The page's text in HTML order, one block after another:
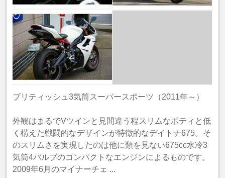
ブリティッシュ3気筒スーパースポーツ（2011年～）
外観はまるでVツインと見間違う程スリムなボティと低
く構えた戦闘的なデザインが特徴的なデイトナ675。そ
のスリムさを実現したのは他に類を見ない675cc水冷3
気筒4バルブのコンパクトなエンジンによるものです。
2009年6月のマイナーチェ ...